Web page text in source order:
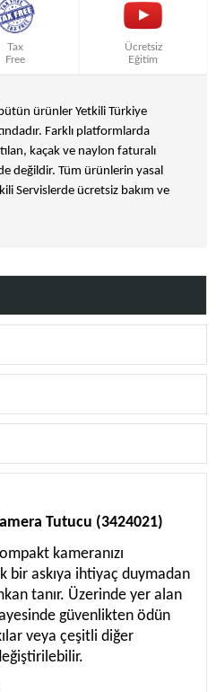
Tax
Free
Ücretsiz
Eğitim
ürünler Yetkili Türkiye
Farklı platformlarda
kaçak ve naylon faturalı
değildir. Tüm ürünlerin yasal
Servislerde ücretsiz bakım ve
Tutucu (3424021)
kameranızı
bir askıya ihtiyaç duymadan
tanır. Üzerinde yer alan
güvenlikten ödün
veya çeşitli diğer